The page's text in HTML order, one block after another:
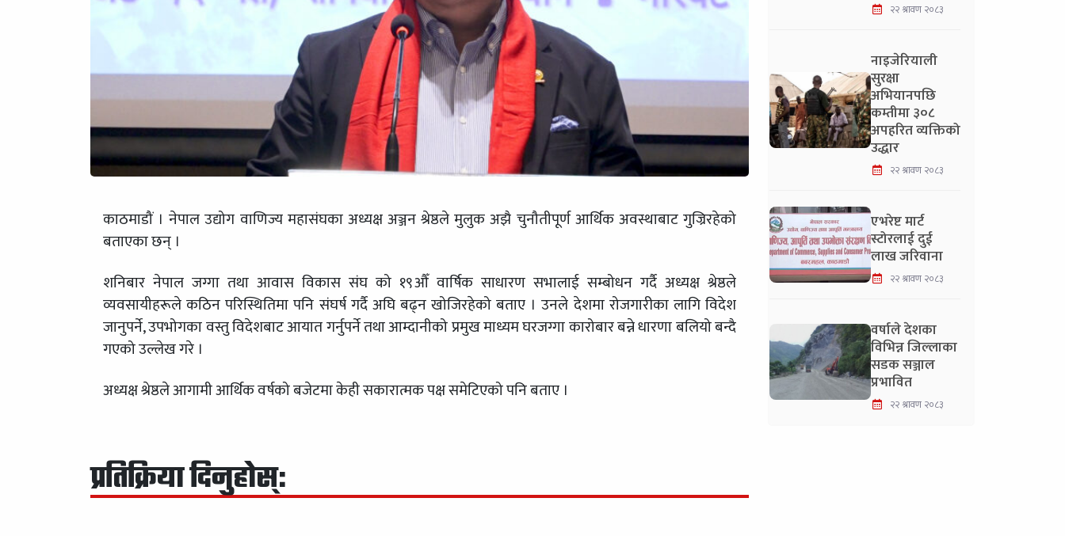
काठमाडौं । नेपाल उद्योग वाणिज्य महासंघका अध्यक्ष अञ्जन श्रेष्ठले मुलुक अझै चुनौतीपूर्ण आर्थिक अवस्थाबाट गुज्रिरहेको
बताएका छन् ।
शनिबार नेपाल जग्गा तथा आवास विकास संघ को १९औँ वार्षिक साधारण सभालाई सम्बोधन गर्दै अध्यक्ष श्रेष्ठले
व्यवसायीहरूले कठिन परिस्थितिमा पनि संघर्ष गर्दै अघि बढ्न खोजिरहेको बताए । उनले देशमा रोजगारीका लागि विदेश
जानुपर्ने, उपभोगका वस्तु विदेशबाट आयात गर्नुपर्ने तथा आम्दानीको प्रमुख माध्यम घरजग्गा कारोबार बन्ने धारणा बलियो बन्दै
गएको उल्लेख गरे ।
अध्यक्ष श्रेष्ठले आगामी आर्थिक वर्षको बजेटमा केही सकारात्मक पक्ष समेटिएको पनि बताए ।
प्रतिक्रिया दिनुहोस्:
२२ श्रावण २०८३
नाइजेरियाली
सुरक्षा
अभियानपछि
कम्तीमा ३०८
अपहरित व्यक्तिको
उद्धार
२२ श्रावण २०८३
एभरेष्ट मार्ट
स्टोरलाई दुई
लाख जरिवाना
२२ श्रावण २०८३
वर्षाले देशका
विभिन्न जिल्लाका
सडक सञ्जाल
प्रभावित
२२ श्रावण २०८३